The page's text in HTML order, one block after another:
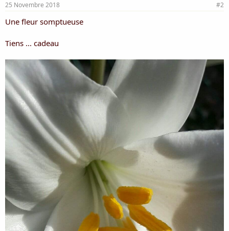
25 Novembre 2018 #2
Une fleur somptueuse
Tiens ... cadeau